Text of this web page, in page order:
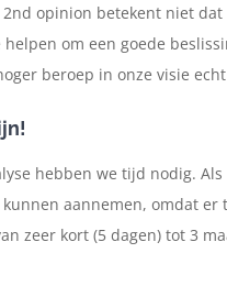
2nd opinion betekent niet
om een goede
beroep in onze visie
hebben we tijd nodig.
aannemen, omdat
zeer kort (5 dagen) tot 3